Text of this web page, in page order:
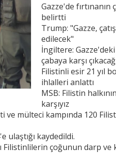
Gazze'de fırtınanın
belirtti
Trump: "Gazze,
edilecek"
İngiltere:
çabaya karşı
Filistinli esir 21 yıl
ihlalleri anlattı
MSB: Filistin
karşıyız
mülteci kampında 120
ulaştığı kaydedildi.
Filistinlilerin çoğunun darp